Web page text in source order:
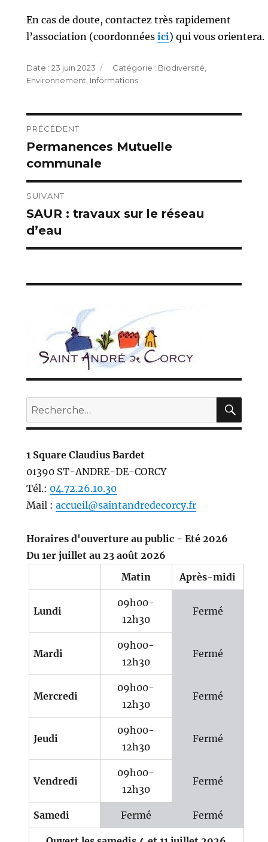
En cas de doute, contactez très rapidement
l’association (coordonnées ici) qui vous orientera.
Publié
le
23 juin 2023 Catégories
Biodiversité
Environnement Informations
Navigation
de
l’article
PRÉCÉDENT
Publication
précédente :
Permanences Mutuelle
communale
SUIVANT
Publication
suivante :
SAUR : travaux sur le réseau
d’eau
Recherche
pour :
1 Square Claudius Bardet
01390 ST-ANDRE-DE-CORCY
Tél.: 04.72.26.10.30
Mail : accueil@saintandredecorcy.fr
Horaires d'ouverture au public - Eté 2026
Du 1er juillet au 23 août 2026
Matin
Après-midi
Lundi
09h00-
12h30
Fermé
Mardi
09h00-
12h30
Fermé
Mercredi
09h00-
12h30
Fermé
Jeudi
09h00-
12h30
Fermé
Vendredi
09h00-
12h30
Fermé
Samedi Fermé Fermé